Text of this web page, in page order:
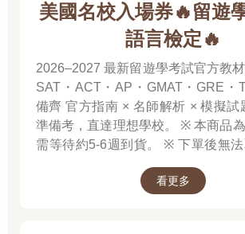
美國名校入場券🔥留遊
語言檢定🔥
2026–2027 最新留遊學考試官方教
SAT・ACT・AP・GMAT・GRE・
備齊 官方指南 × 名師解析 × 模擬試題 幫助你精
準備考，直達理想學校。 ※ 本商品為客訂商品，
需等待約5-6週到貨。 ※ 下單後無
接受退換貨。 ※ 若無法接受等待時
看更多